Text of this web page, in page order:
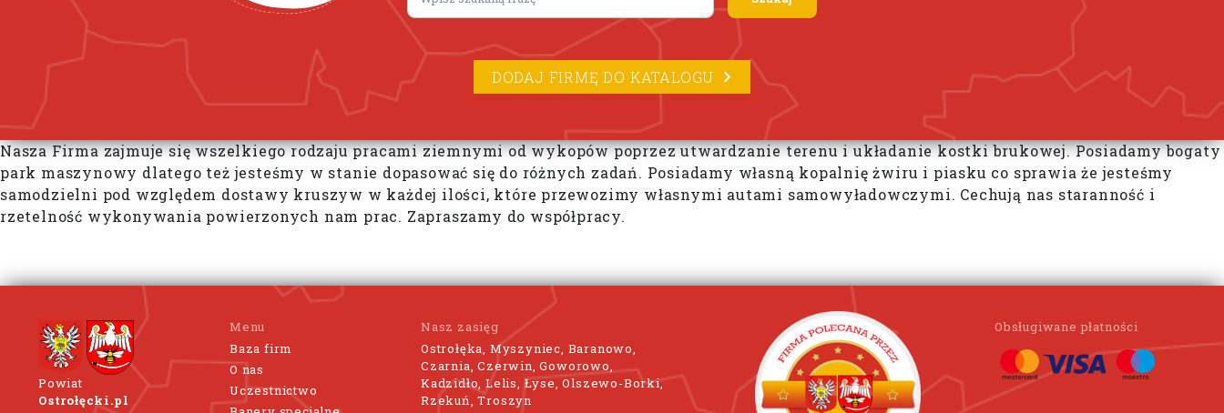
DODAJ FIRMĘ DO KATALOGU
Nasza Firma zajmuje się wszelkiego rodzaju pracami ziemnymi od wykopów poprzez utwardzanie terenu i układanie kostki brukowej. Posiadamy bogaty
park maszynowy dlatego też jesteśmy w stanie dopasować się do różnych zadań. Posiadamy własną kopalnię żwiru i piasku co sprawia że jesteśmy
samodzielni pod względem dostawy kruszyw w każdej ilości, które przewozimy własnymi autami samowyładowczymi. Cechują nas staranność i
rzetelność wykonywania powierzonych nam prac. Zapraszamy do współpracy.
Powiat
Ostrołęcki.pl
Menu
Baza firm
O nas
Uczestnictwo
Nasz zasięg
Ostrołęka, Myszyniec, Baranowo,
Czarnia, Czerwin, Goworowo,
Kadzidło, Lelis, Łyse, Olszewo-Borki,
Rzekuń, Troszyn
Obsługiwane płatności